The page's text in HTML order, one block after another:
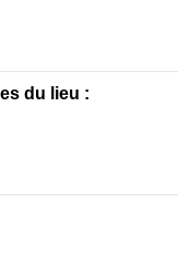
du lieu :